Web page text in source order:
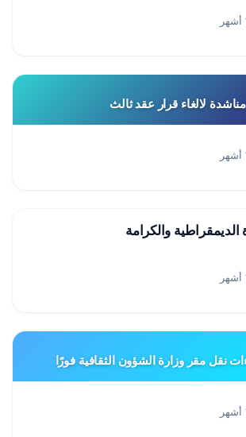
مناشدة لالغاء قرار عقد ثالث
والكرامة
نقل مقر وزارة الشؤون الثقافية فورًا